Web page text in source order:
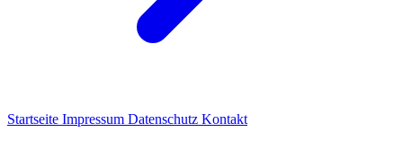
Startseite Impressum Datenschutz Kontakt